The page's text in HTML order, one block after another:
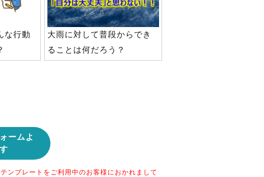
な行動
大雨に対して普段からでき
ることは何だろう？
ームよ
ンプレートをご利用中のお客様におかれまして